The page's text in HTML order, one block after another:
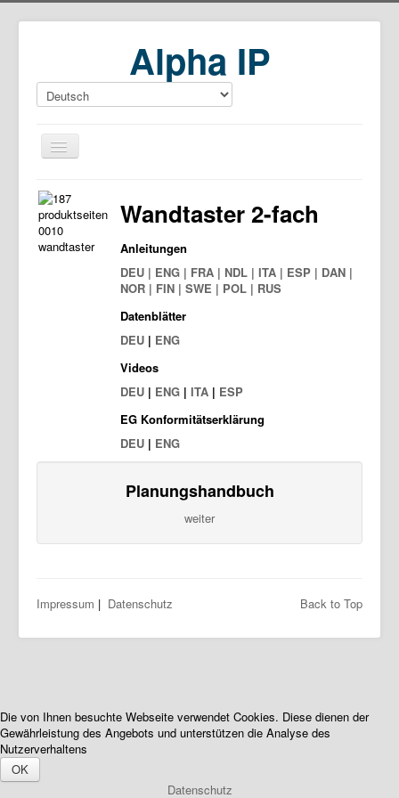
Alpha IP
Home
Download
Wandtaster 2-fach
Anleitungen
DEU | ENG | FRA | NDL | ITA | ESP | DAN |
NOR | FIN | SWE | POL | RUS
Datenblätter
DEU | ENG
Videos
DEU | ENG | ITA | ESP
EG Konformitätserklärung
DEU | ENG
Planungshandbuch
weiter
Impressum | Datenschutz Back to Top
Die von Ihnen besuchte Webseite verwendet Cookies. Diese dienen der
Gewährleistung des Angebots und unterstützen die Analyse des
Nutzerverhaltens
OK
Datenschutz